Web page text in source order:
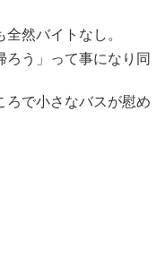
然バイトなし。
う」って事になり同
ろで小さなバスが慰め